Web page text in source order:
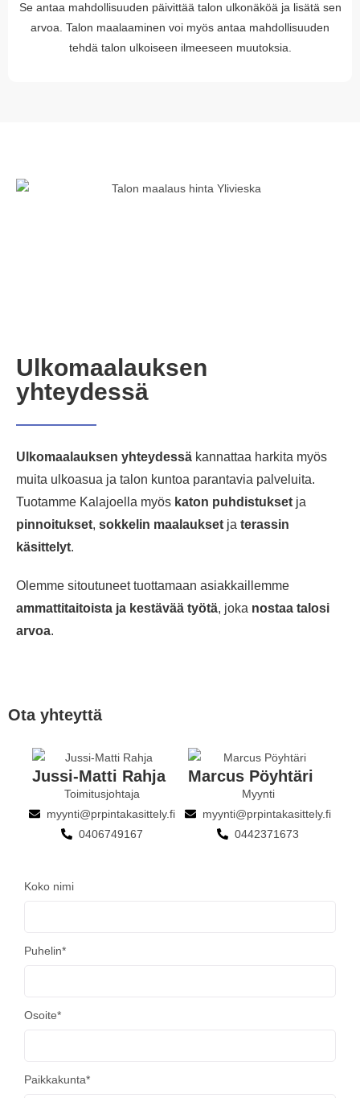
Se antaa mahdollisuuden päivittää talon ulkonäköä ja lisätä sen
arvoa. Talon maalaaminen voi myös antaa mahdollisuuden
tehdä talon ulkoiseen ilmeeseen muutoksia.
Ulkomaalauksen
yhteydessä
Ulkomaalauksen yhteydessä kannattaa harkita myös
muita ulkoasua ja talon kuntoa parantavia palveluita.
Tuotamme Kalajoella myös katon puhdistukset ja
pinnoitukset, sokkelin maalaukset ja terassin
käsittelyt.
Olemme sitoutuneet tuottamaan asiakkaillemme
ammattitaitoista ja kestävää työtä, joka nostaa talosi
arvoa.
Ota yhteyttä
Jussi-Matti Rahja
Toimitusjohtaja
myynti@prpintakasittely.fi
0406749167
Marcus Pöyhtäri
Myynti
myynti@prpintakasittely.fi
0442371673
Koko nimi
Puhelin*
Osoite*
Paikkakunta*